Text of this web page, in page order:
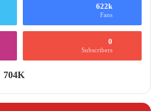
622k
Fans
0
Subscribers
704K